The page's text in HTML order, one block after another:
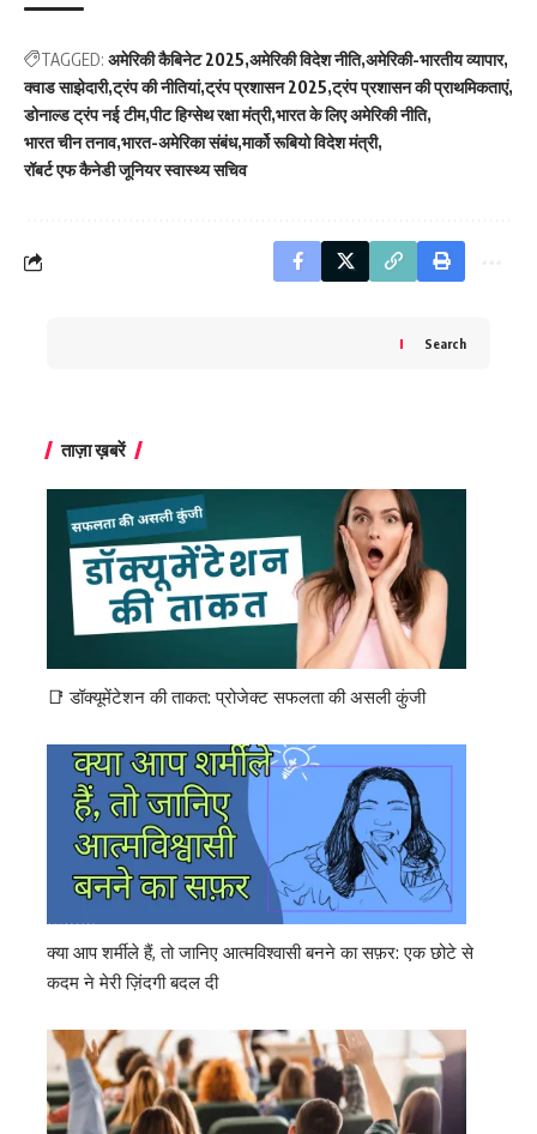
TAGGED: अमेरिकी कैबिनेट 2025 अमेरिकी विदेश नीति अमेरिकी-भारतीय व्यापार
क्वाड साझेदारी ट्रंप की नीतियां ट्रंप प्रशासन 2025 ट्रंप प्रशासन की प्राथमिकताएं
डोनाल्ड ट्रंप नई टीम पीट हिग्सेथ रक्षा मंत्री भारत के लिए अमेरिकी नीति
भारत चीन तनाव भारत-अमेरिका संबंध मार्को रूबियो विदेश मंत्री
रॉबर्ट एफ कैनेडी जूनियर स्वास्थ्य सचिव
Search
ताज़ा ख़बरें
📑 डॉक्यूमेंटेशन की ताकत: प्रोजेक्ट सफलता की असली कुंजी
क्या आप शर्मीले हैं, तो जानिए आत्मविश्वासी बनने का सफ़र: एक छोटे से
कदम ने मेरी ज़िंदगी बदल दी